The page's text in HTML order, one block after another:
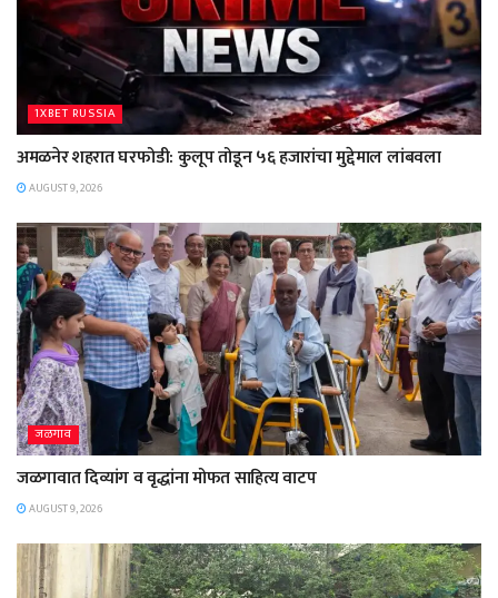
1XBET RUSSIA
अमळनेर शहरात घरफोडी: कुलूप तोडून ५६ हजारांचा मुद्देमाल लांबवला
AUGUST 9, 2026
जळगाव
जळगावात दिव्यांग व वृद्धांना मोफत साहित्य वाटप
AUGUST 9, 2026